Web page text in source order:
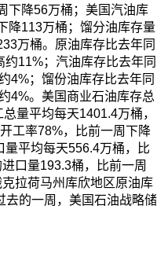
下降56万桶；美国汽油库
降113万桶；馏分油库存量
万桶。原油库存比去年同
11%；汽油库存比去年同
4%；馏份油库存比去年同
4%。美国商业石油库存总
量平均每天1401.4万桶，
工率78%，比前一周下降
量平均每天556.4万桶，比
口量193.3桶，比前一周
拉荷马州库欣地区原油库
去的一周，美国石油战略储